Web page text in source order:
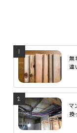
無
違
マ
換